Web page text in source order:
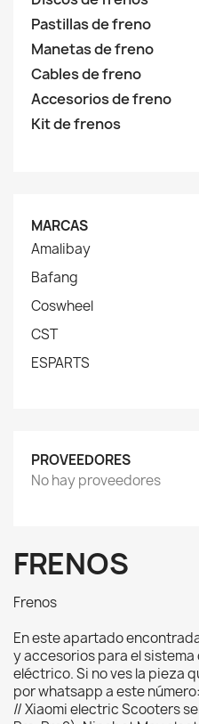
Pastillas de freno
Manetas de freno
Cables de freno
Accesorios de freno
Kit de frenos
MARCAS
Amalibay
Bafang
Coswheel
CST
ESPARTS
PROVEEDORES
No hay proveedores
FRENOS
Frenos
En este apartado
y accesorios para el
eléctrico. Si no ves la pieza
por whatsapp a este
// Xiaomi electric Scooters